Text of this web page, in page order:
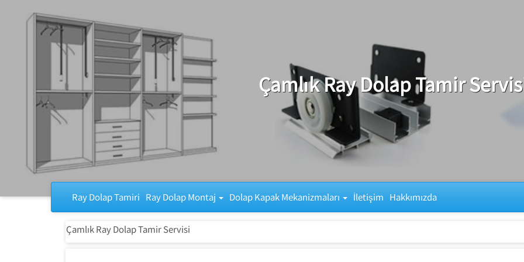
Çamlık Ray Dolap Tamir
Ray Dolap Tamiri Ray Dolap Montaj Dolap Kapak Mekanizmaları İletişim Hakkımızda
Çamlık Ray Dolap Tamir Servisi